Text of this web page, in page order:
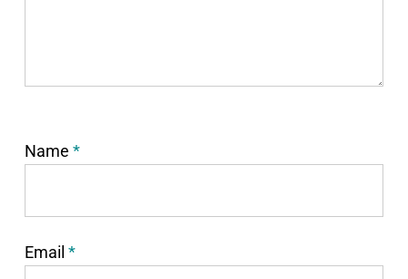
Name *
Email *